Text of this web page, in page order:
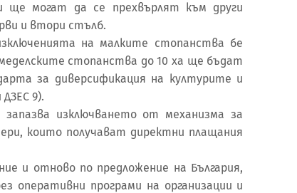
ще могат да се прехвърлят към други
и втори стълб.
на малките стопанства бе
стопанства до 10 ха ще бъдат
за диверсификация на културите и
9).
изключването от механизма за
които получават директни плащания
и отново по предложение на България,
оперативни програми на организации и